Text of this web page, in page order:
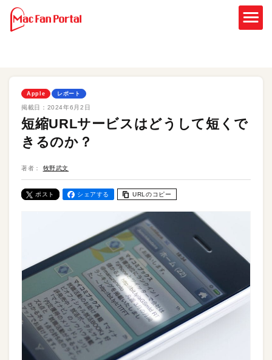
Apple レポート
掲載日： 2024年6月2日
短縮URLサービスはどうして短くで
きるのか？
著者： 牧野武文
ポスト シェアする URLのコピー